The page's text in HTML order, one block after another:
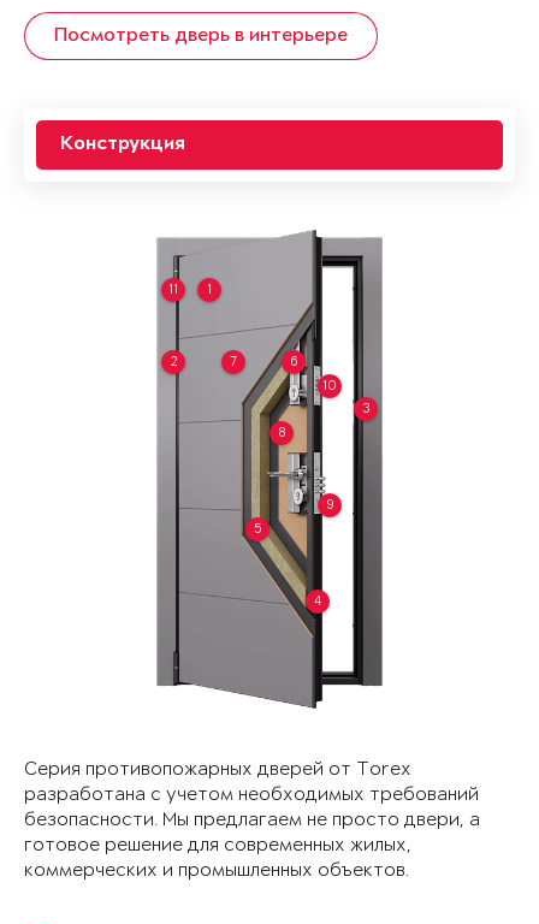
Посмотреть дверь в интерьере
Конструкция
1
2
3
4
5
6
7
8
9
10
11
Серия противопожарных дверей от Torex
разработана с учетом необходимых требований
безопасности. Мы предлагаем не просто двери, а
готовое решение для современных жилых,
коммерческих и промышленных объектов.